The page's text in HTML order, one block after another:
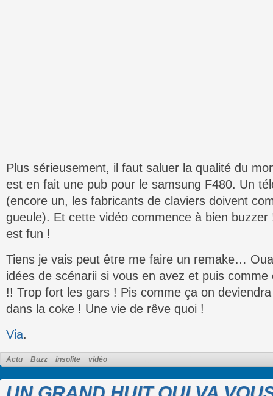
Plus sérieusement, il faut saluer la qualité du
est en fait une pub pour le samsung F480. Un
(encore un, les fabricants de claviers doivent
gueule). Et cette vidéo commence à bien
est fun !
Tiens je vais peut être me faire un remake…
idées de scénarii si vous en avez et puis
!! Trop fort les gars ! Pis comme ça on
dans la coke ! Une vie de rêve quoi !
Via.
Actu Buzz insolite vidéo